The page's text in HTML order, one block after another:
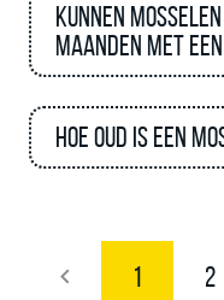
Kunnen
maanden met een
Hoe oud is een
1 2